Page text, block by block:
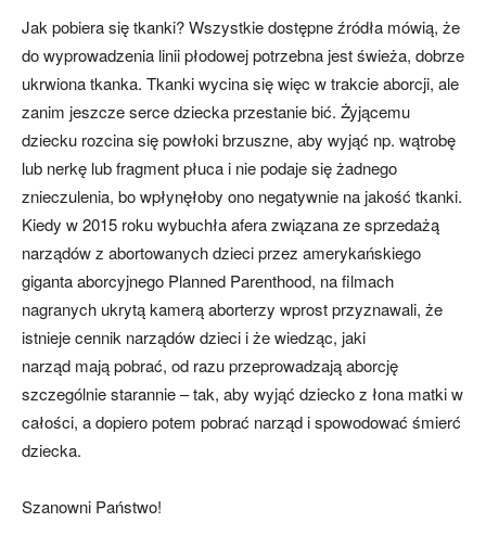
Jak pobiera się tkanki? Wszystkie dostępne źródła mówią, że
do wyprowadzenia linii płodowej potrzebna jest świeża, dobrze
ukrwiona tkanka. Tkanki wycina się więc w trakcie aborcji, ale
zanim jeszcze serce dziecka przestanie bić. Żyjącemu
dziecku rozcina się powłoki brzuszne, aby wyjąć np. wątrobę
lub nerkę lub fragment płuca i nie podaje się żadnego
znieczulenia, bo wpłynęłoby ono negatywnie na jakość tkanki.
Kiedy w 2015 roku wybuchła afera związana ze sprzedażą
narządów z abortowanych dzieci przez amerykańskiego
giganta aborcyjnego Planned Parenthood, na filmach
nagranych ukrytą kamerą aborterzy wprost przyznawali, że
istnieje cennik narządów dzieci i że wiedząc, jaki
narząd mają pobrać, od razu przeprowadzają aborcję
szczególnie starannie – tak, aby wyjąć dziecko z łona matki w
całości, a dopiero potem pobrać narząd i spowodować śmierć
dziecka.
Szanowni Państwo!